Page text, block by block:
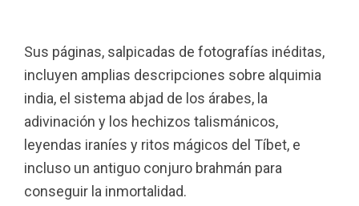
Sus páginas, salpicadas de fotografías inéditas,
incluyen amplias descripciones sobre alquimia
india, el sistema abjad de los árabes, la
adivinación y los hechizos talismánicos,
leyendas iraníes y ritos mágicos del Tíbet, e
incluso un antiguo conjuro brahmán para
conseguir la inmortalidad.